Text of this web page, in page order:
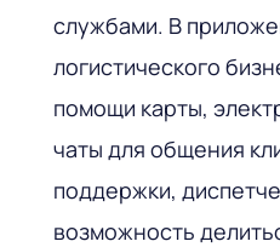
службами. В
логистического
помощи карты,
чаты для общения
поддержки,
возможность